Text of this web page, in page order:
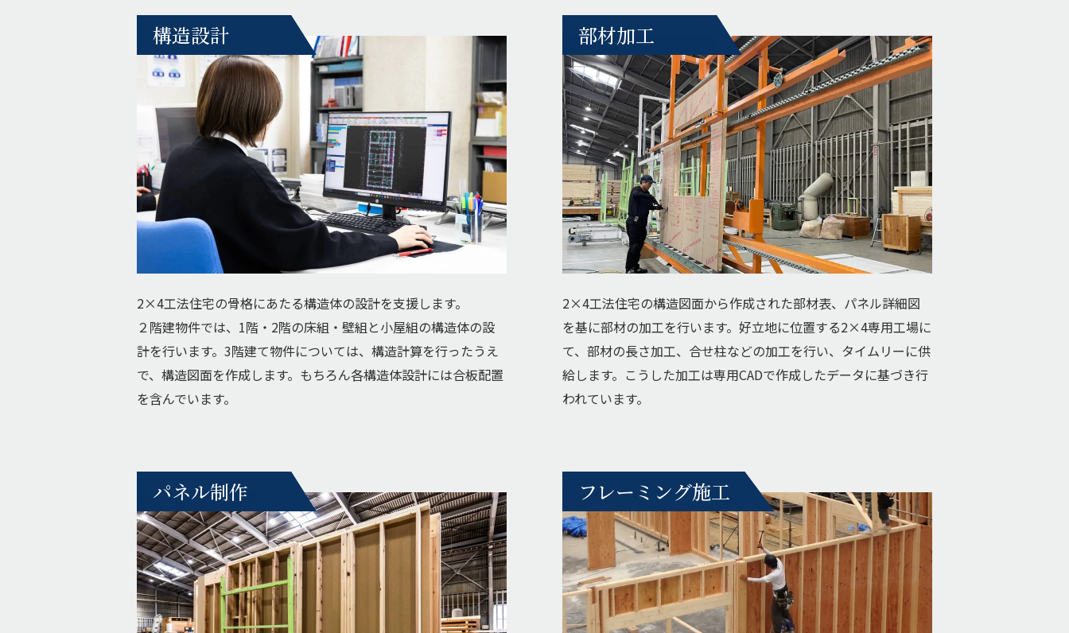
構造設計
2×4工法住宅の骨格にあたる構造体の設計を支援します。
２階建物件では、1階・2階の床組・壁組と小屋組の構造体の設
計を行います。3階建て物件については、構造計算を行ったうえ
で、構造図面を作成します。もちろん各構造体設計には合板配置
を含んでいます。
部材加工
2×4工法住宅の構造図面から作成された部材表、パネル詳細図
を基に部材の加工を行います。好立地に位置する2×4専用工場に
て、部材の長さ加工、合せ柱などの加工を行い、タイムリーに供
給します。こうした加工は専用CADで作成したデータに基づき行
われています。
パネル制作 フレーミング施工